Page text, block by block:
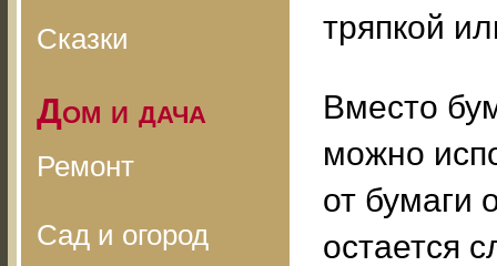
Сказки
Дом и дача
Ремонт
Сад и огород
тряпкой
Вместо
можно
от бумаги
остается